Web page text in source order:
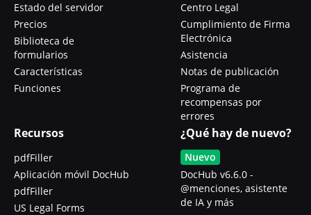
Estado del servidor
Precios
Biblioteca de
formularios
Características
Funciones
Centro Legal
Cumplimiento de Firma
Electrónica
Asistencia
Notas de publicación
Programa de
recompensas por
errores
Recursos
pdfFiller
Aplicación móvil DocHub
pdfFiller
US Legal Forms
¿Qué hay de nuevo?
Nuevo
DocHub v6.6.0 -
@menciones, asistente
de IA y más